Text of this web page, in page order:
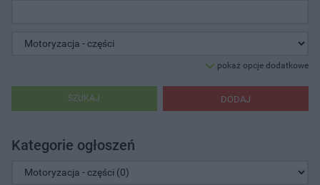
pokaż opcje dodatkowe
DODAJ
SZUKAJ
Kategorie ogłoszeń